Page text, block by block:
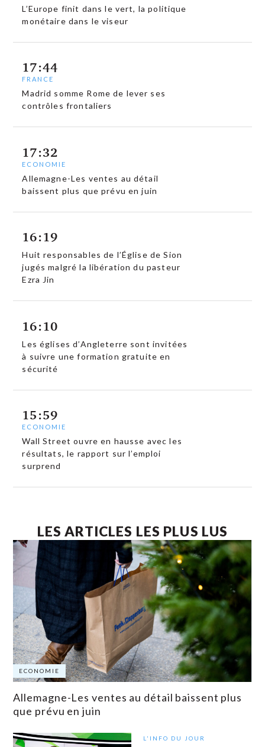
L’Europe finit dans le vert, la politique
monétaire dans le viseur
17:44
FRANCE
Madrid somme Rome de lever ses
contrôles frontaliers
17:32
ECONOMIE
Allemagne-Les ventes au détail
baissent plus que prévu en juin
16:19
Huit responsables de l’Église de Sion
jugés malgré la libération du pasteur
Ezra Jin
16:10
Les églises d’Angleterre sont invitées
à suivre une formation gratuite en
sécurité
15:59
ECONOMIE
Wall Street ouvre en hausse avec les
résultats, le rapport sur l’emploi
surprend
LES ARTICLES LES PLUS LUS
ECONOMIE
Allemagne-Les ventes au détail baissent plus
que prévu en juin
L'INFO DU JOUR